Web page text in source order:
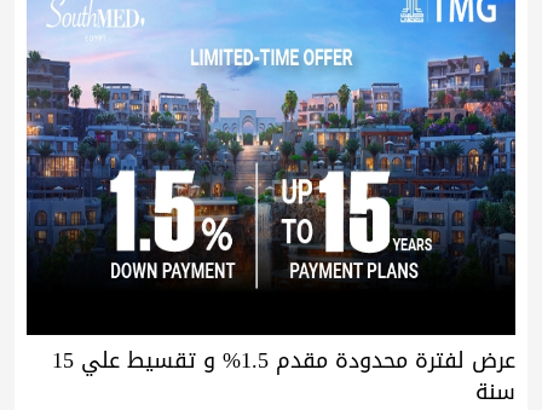
عرض لفترة محدودة مقدم 1.5% و تقسيط علي 15
سنة